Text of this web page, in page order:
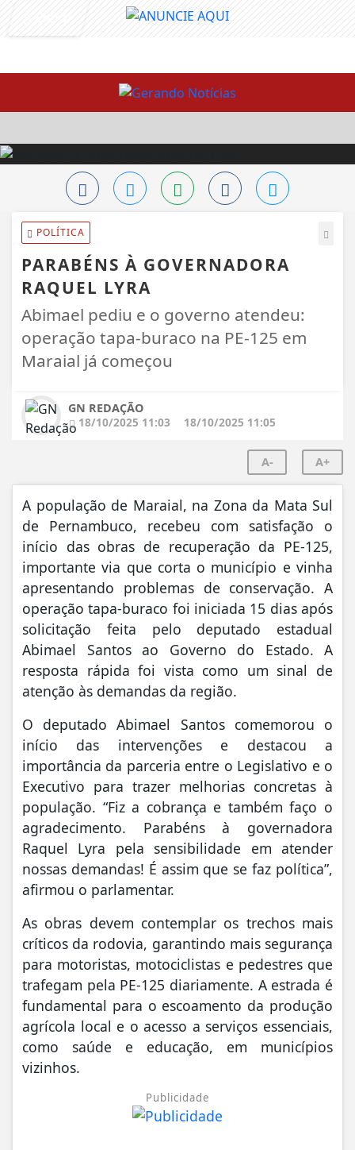
POLÍTICA
PARABÉNS À GOVERNADORA
RAQUEL LYRA
Abimael pediu e o governo atendeu:
operação tapa-buraco na PE-125 em
Maraial já começou
GN REDAÇÃO
18/10/2025 11:03
18/10/2025 11:05
A- A+
A população de Maraial, na Zona da Mata Sul
de Pernambuco, recebeu com satisfação o
início das obras de recuperação da PE-125,
importante via que corta o município e vinha
apresentando problemas de conservação. A
operação tapa-buraco foi iniciada 15 dias após
solicitação feita pelo deputado estadual
Abimael Santos ao Governo do Estado. A
resposta rápida foi vista como um sinal de
atenção às demandas da região.
O deputado Abimael Santos comemorou o
início das intervenções e destacou a
importância da parceria entre o Legislativo e o
Executivo para trazer melhorias concretas à
população. “Fiz a cobrança e também faço o
agradecimento. Parabéns à governadora
Raquel Lyra pela sensibilidade em atender
nossas demandas! É assim que se faz política”,
afirmou o parlamentar.
As obras devem contemplar os trechos mais
críticos da rodovia, garantindo mais segurança
para motoristas, motociclistas e pedestres que
trafegam pela PE-125 diariamente. A estrada é
fundamental para o escoamento da produção
agrícola local e o acesso a serviços essenciais,
como saúde e educação, em municípios
vizinhos.
Publicidade